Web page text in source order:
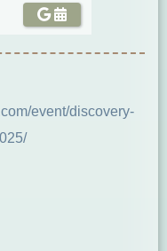
event/discovery-